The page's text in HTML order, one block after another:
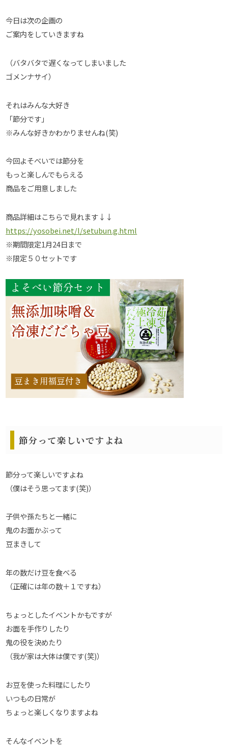
今日は次の企画の
ご案内をしていきますね
（バタバタで遅くなってしまいました
ゴメンナサイ）
それはみんな大好き
「節分です」
※みんな好きかわかりませんね(笑)
今回よそべいでは節分を
もっと楽しんでもらえる
商品をご用意しました
商品詳細はこちらで見れます↓↓
https://yosobei.net/l/setubun.g.html
※期間限定1月24日まで
※限定５０セットです
節分って楽しいですよね
節分って楽しいですよね
（僕はそう思ってます(笑)）
子供や孫たちと一緒に
鬼のお面かぶって
豆まきして
年の数だけ豆を食べる
（正確には年の数＋１ですね）
ちょっとしたイベントかもですが
お面を手作りしたり
鬼の役を決めたり
（我が家は大体は僕です(笑)）
お豆を使った料理にしたり
いつもの日常が
ちょっと楽しくなりますよね
そんなイベントを